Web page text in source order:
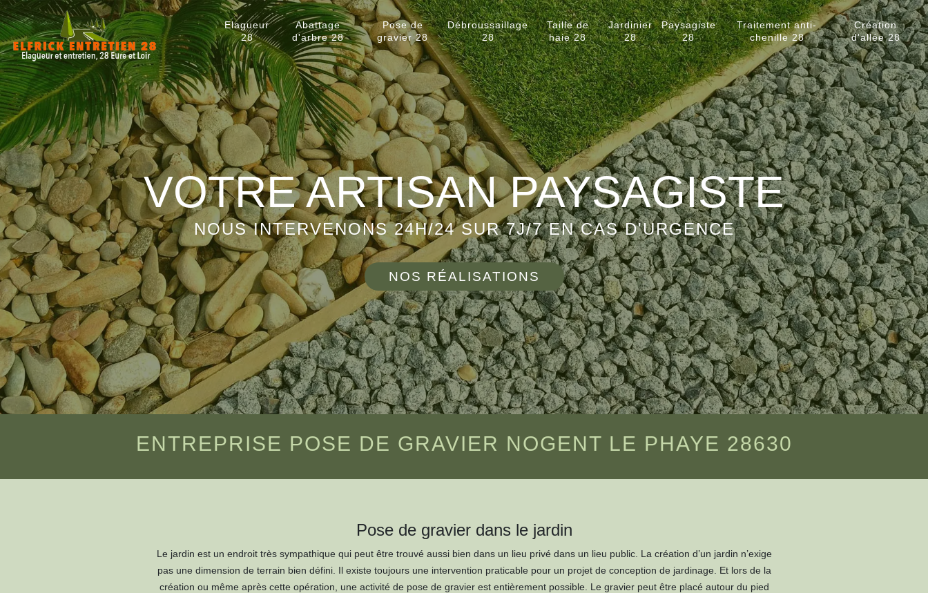
Elagueur
28
Abattage
d'arbre 28
Pose de
gravier 28
Débroussaillage
28
Taille de
haie 28
Jardinier
28
Paysagiste
28
Traitement anti-
chenille 28
Création
d'allée 28
VOTRE ARTISAN PAYSAGISTE
NOUS INTERVENONS 24H/24 SUR 7J/7 EN CAS D'URGENCE
NOS RÉALISATIONS
ENTREPRISE POSE DE GRAVIER NOGENT LE PHAYE 28630
Pose de gravier dans le jardin
Le jardin est un endroit très sympathique qui peut être trouvé aussi bien dans un lieu privé dans un lieu public. La création d’un jardin n’exige
pas une dimension de terrain bien défini. Il existe toujours une intervention praticable pour un projet de conception de jardinage. Et lors de la
création ou même après cette opération, une activité de pose de gravier est entièrement possible. Le gravier peut être placé autour du pied